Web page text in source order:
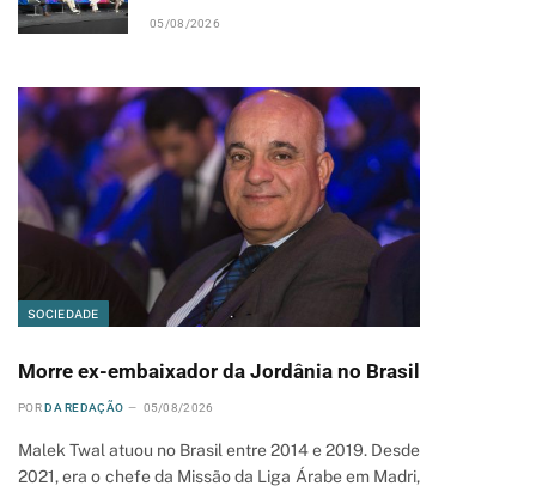
05/08/2026
SOCIEDADE
Morre ex-embaixador da Jordânia no Brasil
POR DA REDAÇÃO 05/08/2026
Malek Twal atuou no Brasil entre 2014 e 2019. Desde
2021, era o chefe da Missão da Liga Árabe em Madri,